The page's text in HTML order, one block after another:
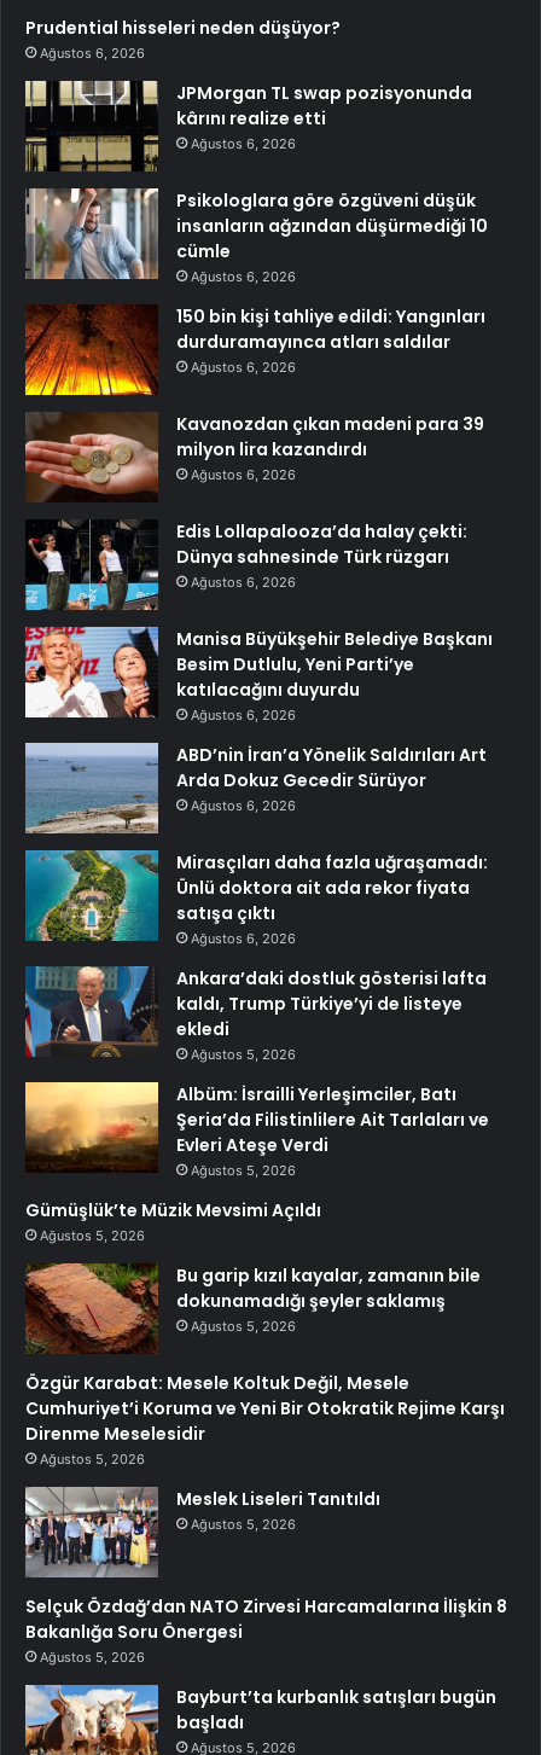
Prudential hisseleri neden düşüyor?
Ağustos 6, 2026
JPMorgan TL swap pozisyonunda
kârını realize etti
Ağustos 6, 2026
Psikologlara göre özgüveni düşük
insanların ağzından düşürmediği 10
cümle
Ağustos 6, 2026
150 bin kişi tahliye edildi: Yangınları
durduramayınca atları saldılar
Ağustos 6, 2026
Kavanozdan çıkan madeni para 39
milyon lira kazandırdı
Ağustos 6, 2026
Edis Lollapalooza’da halay çekti:
Dünya sahnesinde Türk rüzgarı
Ağustos 6, 2026
Manisa Büyükşehir Belediye Başkanı
Besim Dutlulu, Yeni Parti’ye
katılacağını duyurdu
Ağustos 6, 2026
ABD’nin İran’a Yönelik Saldırıları Art
Arda Dokuz Gecedir Sürüyor
Ağustos 6, 2026
Mirasçıları daha fazla uğraşamadı:
Ünlü doktora ait ada rekor fiyata
satışa çıktı
Ağustos 6, 2026
Ankara’daki dostluk gösterisi lafta
kaldı, Trump Türkiye’yi de listeye
ekledi
Ağustos 5, 2026
Albüm: İsrailli Yerleşimciler, Batı
Şeria’da Filistinlilere Ait Tarlaları ve
Evleri Ateşe Verdi
Ağustos 5, 2026
Gümüşlük’te Müzik Mevsimi Açıldı
Ağustos 5, 2026
Bu garip kızıl kayalar, zamanın bile
dokunamadığı şeyler saklamış
Ağustos 5, 2026
Özgür Karabat: Mesele Koltuk Değil, Mesele
Cumhuriyet’i Koruma ve Yeni Bir Otokratik Rejime Karşı
Direnme Meselesidir
Ağustos 5, 2026
Meslek Liseleri Tanıtıldı
Ağustos 5, 2026
Selçuk Özdağ’dan NATO Zirvesi Harcamalarına İlişkin 8
Bakanlığa Soru Önergesi
Ağustos 5, 2026
Bayburt’ta kurbanlık satışları bugün
başladı
Ağustos 5, 2026